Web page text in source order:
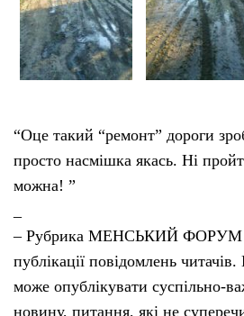
Публікації
Про нас
Тендери
Довідник
Контакти
“Оце такий “ремонт” дороги
просто насмішка якась. Ні
можна! ”
– Рубрика МЕНСЬКИЙ ФОРУМ
публікації повідомлень
може опублікувати суспільно-
новину, питання, які не